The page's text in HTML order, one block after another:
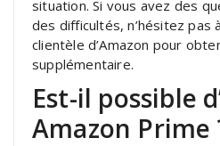
situation. Si vous avez des
des difficultés, n’hésitez pas
clientèle d’Amazon pour
supplémentaire.
Est-il possible
Amazon Prime